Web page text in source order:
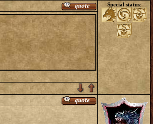
Special status: